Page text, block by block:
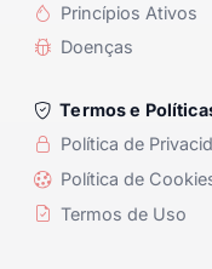
Princípios Ativos
Doenças
Termos e
Política de
Política de
Termos de Uso